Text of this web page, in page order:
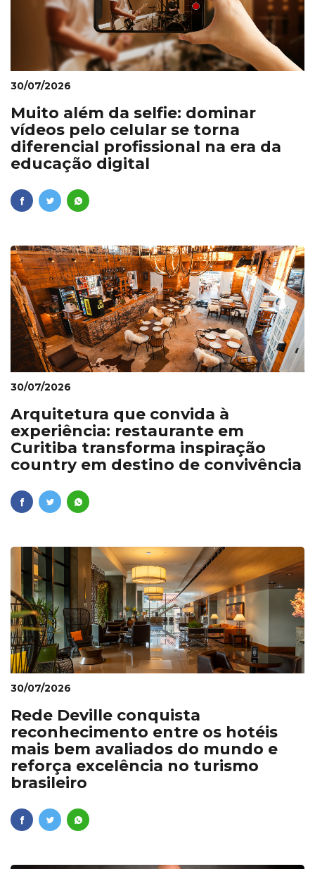
30/07/2026
Muito além da selfie: dominar
vídeos pelo celular se torna
diferencial profissional na era da
educação digital
30/07/2026
Arquitetura que convida à
experiência: restaurante em
Curitiba transforma inspiração
country em destino de convivência
30/07/2026
Rede Deville conquista
reconhecimento entre os hotéis
mais bem avaliados do mundo e
reforça excelência no turismo
brasileiro